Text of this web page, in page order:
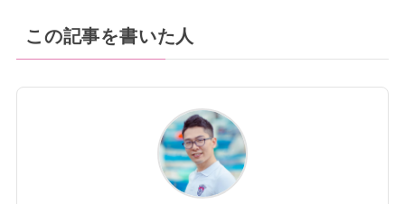
この記事を書いた人